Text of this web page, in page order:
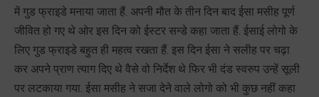
में गुड फ्राइडे मनाया जाता हैं. अपनी मौत के तीन दिन बाद ईसा मसीह पूर्ण
जीवित हो गए थे ओर इस दिन को ईस्टर सन्डे कहा जाता हैं. ईसाई लोगो के
लिए गुड फ्राइडे बहुत ही महत्व रखता हैं. इस दिन ईसा ने सलीह पर चढ़ा
कर अपने प्राण त्याग दिए थे वैसे वो निर्देश थे फिर भी दंड स्वरुप उन्हें सूली
पर लटकाया गया. ईसा मसीह ने सजा देने वाले लोगो को भी कुछ नहीं कहा